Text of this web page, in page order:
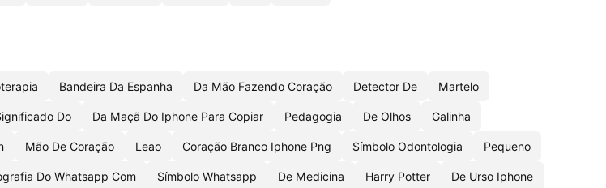
Bandeira Da Espanha Da Mão Fazendo Coração Detector De Martelo
Do Da Maçã Do Iphone Para Copiar Pedagogia De Olhos Galinha
Mão De Coração Leao Coração Branco Iphone Png Símbolo Odontologia Pequeno
Do Whatsapp Com Símbolo Whatsapp De Medicina Harry Potter De Urso Iphone